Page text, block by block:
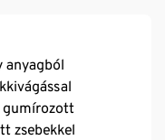
anyagból
gumírozott
zsebekkel